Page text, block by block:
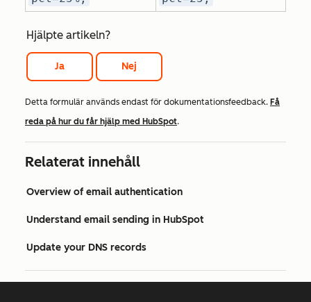
Hjälpte artikeln?
Ja Nej
Detta formulär används endast för dokumentationsfeedback. Få
reda på hur du får hjälp med HubSpot.
Relaterat innehåll
Overview of email authentication
Understand email sending in HubSpot
Update your DNS records